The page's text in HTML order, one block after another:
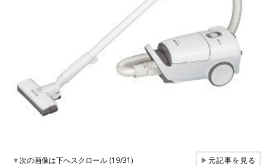
▼次の画像は下へスクロール (19/31) ▶元記事を見る